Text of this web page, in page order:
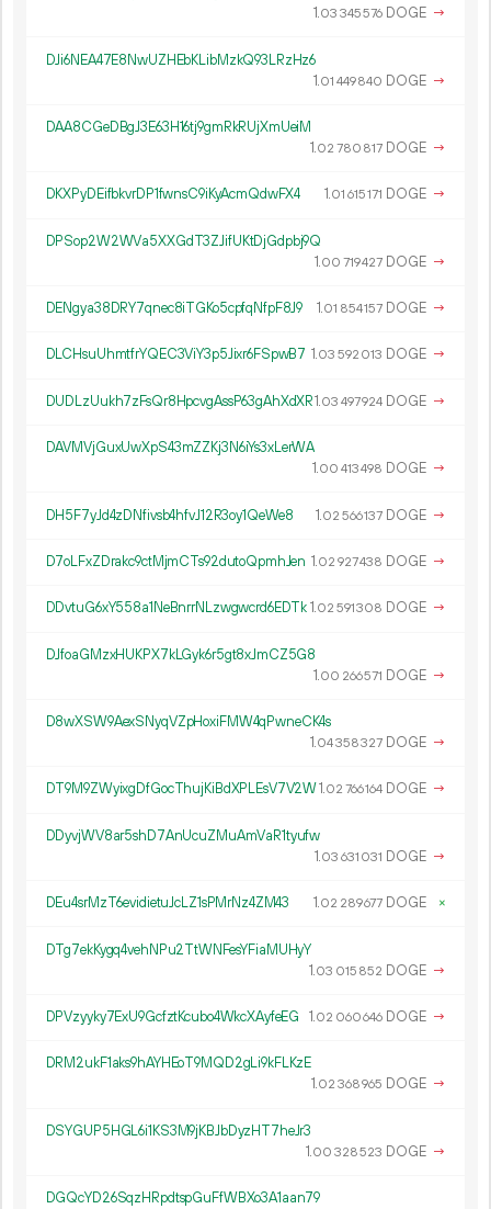
1.03 345576 DOGE →
DJi6NEA47E8NwUZHEbKLibMzkQ93LRzHz6
1.01 449840 DOGE →
DAA8CGeDBgJ3E63H16tj9gmRkRUjXmUeiM
1.02 780 817 DOGE →
DKXPyDEifbkvrDP1fwnsC9iKyAcmQdwFX4 1.01 615171 DOGE →
DPSop2W2WVa5XXGdT3ZJifUKtDjGdpbj9Q
1.00 719427 DOGE →
DENgya38DRY7qnec8iTGKo5cpfqNfpF8J9 1.01 854157 DOGE →
DLCHsuUhmtfrYQEC3ViY3p5Jixr6FSpwB7 1.03 592 013 DOGE →
DUDLzUukh7zFsQr8HpcvgAssP63gAhXdXR1.03 497924 DOGE →
DAVMVjGuxUwXpS43mZZKj3N6iYs3xLerWA
1.00 413498 DOGE →
DH5F7yJd4zDNfivsb4hfvJ12R3oy1QeWe8 1.02 566137 DOGE →
D7oLFxZDrakc9ctMjmCTs92dutoQpmhJen 1.02 927438 DOGE →
DDvtuG6xY558a1NeBnrrNLzwgwcrd6EDTk1.02 591308 DOGE →
DJfoaGMzxHUKPX7kLGyk6r5gt8xJmCZ5G8
1.00 266571 DOGE →
D8wXSW9AexSNyqVZpHoxiFMW4qPwneCK4s
1.04358327 DOGE →
DT9M9ZWyixgDfGocThujKiBdXPLEsV7V2W1.02 766164 DOGE →
DDyvjWV8ar5shD7AnUcuZMuAmVaR1tyufw
1.03 631 031 DOGE →
DEu4srMzT6evidietuJcLZ1sPMrNz4ZM43 1.02 289677 DOGE ×
DTg7ekKygq4vehNPu2TtWNFesYFiaMUHyY
1.03 015 852 DOGE →
DPVzyyky7ExU9GcfztKcubo4WkcXAyfeEG 1.02 060646 DOGE →
DRM2ukF1aks9hAYHEoT9MQD2gLi9kFLKzE
1.02 368965 DOGE →
DSYGUP5HGL6i1KS3M9jKBJbDyzHT7heJr3
1.00 328523 DOGE →
DGQcYD26SqzHRpdtspGuFfWBXo3A1aan79